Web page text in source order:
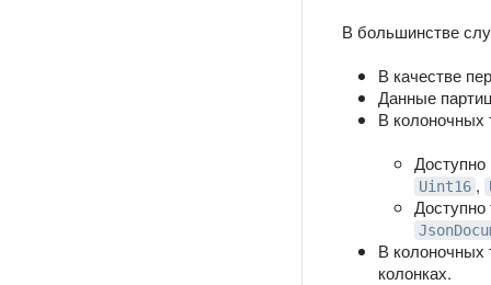
В большинстве
В качестве
Данные
В колоночных
Uint16 ,
В колоночных
колонках.